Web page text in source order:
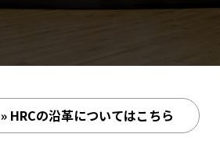
» HRCの沿革についてはこちら